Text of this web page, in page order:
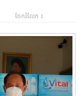
ចែករំលែក ៖